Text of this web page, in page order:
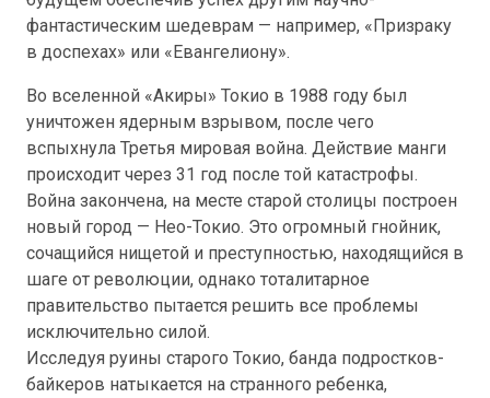
фантастическим шедеврам — например, «Призраку
в доспехах» или «Евангелиону».
Во вселенной «Акиры» Токио в 1988 году был
уничтожен ядерным взрывом, после чего
вспыхнула Третья мировая война. Действие манги
происходит через 31 год после той катастрофы.
Война закончена, на месте старой столицы построен
новый город — Нео-Токио. Это огромный гнойник,
сочащийся нищетой и преступностью, находящийся в
шаге от революции, однако тоталитарное
правительство пытается решить все проблемы
исключительно силой.
Исследуя руины старого Токио, банда подростков-
байкеров натыкается на странного ребенка,